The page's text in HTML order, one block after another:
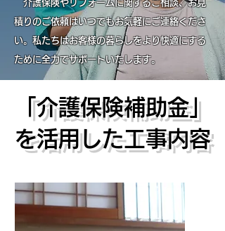
介護保険やリフォームに関するご相談、お見
積りのご依頼はいつでもお気軽にご連絡くださ
い。私たちはお客様の暮らしをより快適にする
ために全力でサポートいたします。
「介護保険補助金」
を活用した工事内容